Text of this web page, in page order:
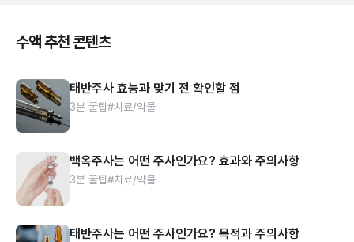
수액 추천 콘텐츠
태반주사 효능과 맞기 전 확인할 점
3분 꿀팁#치료/약물
백옥주사는 어떤 주사인가요? 효과와 주의사항
3분 꿀팁#치료/약물
태반주사는 어떤 주사인가요? 목적과 주의사항